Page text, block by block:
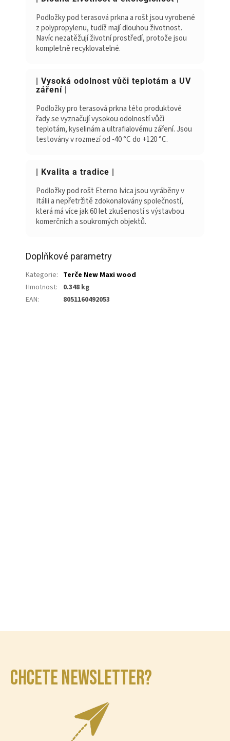
Podložky pod terasová prkna a rošt jsou vyrobené
z polypropylenu, tudíž mají dlouhou životnost.
Navíc nezatěžují životní prostředí, protože jsou
kompletně recyklovatelné.
| Vysoká odolnost vůči teplotám a UV
záření |
Podložky pro terasová prkna této produktové
řady se vyznačují vysokou odolností vůči
teplotám, kyselinám a ultrafialovému záření. Jsou
testovány v rozmezí od -40 °C do +120 °C.
| Kvalita a tradice |
Podložky pod rošt Eterno Ivica jsou vyráběny v
Itálii a nepřetržitě zdokonalovány společností,
která má více jak 60 let zkušeností s výstavbou
komerčních a soukromých objektů.
Doplňkové parametry
Kategorie: Terče New Maxi wood
Hmotnost:
0.348 kg
EAN: 8051160492053
CHCETE NEWSLETTER?